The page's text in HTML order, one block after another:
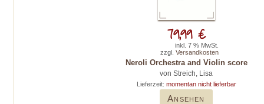
Neroli Orchestra and Violin score
von Streich, Lisa
Lieferzeit: momentan nicht lieferbar
Ansehen
79,99 €
inkl. 7 % MwSt.
zzgl. Versandkosten